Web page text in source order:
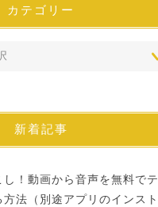
カテゴリー
新着記事
！動画から音声を無料でテ
方法（別途アプリのインスト